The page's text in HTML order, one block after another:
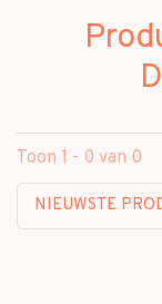
Toon 1 - 0 van 0
NIEUWSTE